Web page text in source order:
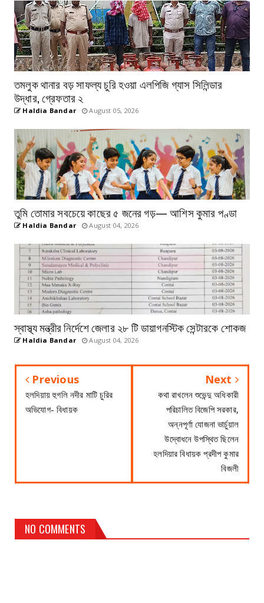
তমলুক থানার বড় সাফল্য চুরি হওয়া এলপিজি গ্যাস সিলিন্ডার
উদ্ধার, গ্রেফতার ২
Haldia Bandar August 05, 2026
তুমি তোমার সবচেয়ে কাছের ৫ জনের গড়— আশিস কুমার পণ্ডা
Haldia Bandar August 04, 2026
স্বাস্থ্য মন্ত্রীর নির্দেশে জেলার ২৮ টি ডায়াগনস্টিক সেন্টারকে শোকজ
Haldia Bandar August 04, 2026
Previous
হলদিয়ায় হুগলি নদীর মাটি চুরির
অভিযোগ- বিধায়ক
Next
কথা রাখলেন শুভেন্দু অধিকারী
পরিচালিত বিজেপি সরকার,
অন্নপূর্ণা যোজনা ভার্চুয়াল
উদ্বোধনে উপস্থিত ছিলেন
হলদিয়ার বিধায়ক প্রদীপ কুমার
বিজলী
NO COMMENTS